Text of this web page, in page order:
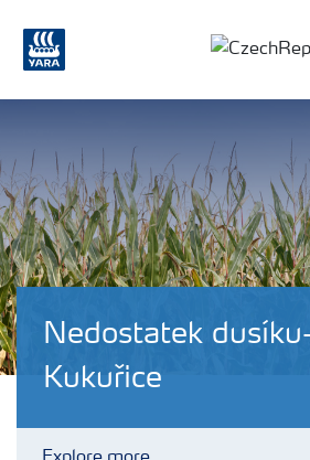
Nedostatek
Kukuřice